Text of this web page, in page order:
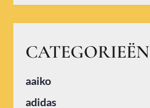
CATEGORIEËN
aaiko
adidas